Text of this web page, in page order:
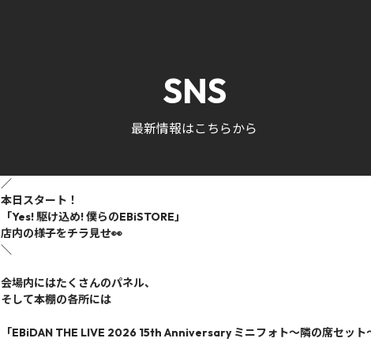
SNS
最新情報はこちらから
／
本日スタート！
「Yes! 駆け込め! 僕らのEBiSTORE」
店内の様子をチラ見せ👀
＼
会場内にはたくさんのパネル、
そして本棚の各所には
「EBiDAN THE LIVE 2026 15th Anniversary ミニフォト〜隣の席セット